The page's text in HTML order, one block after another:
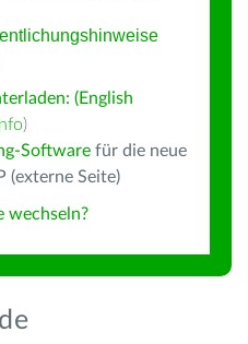
(English
Info)
Software für die neue
(externe Seite)
wechseln?